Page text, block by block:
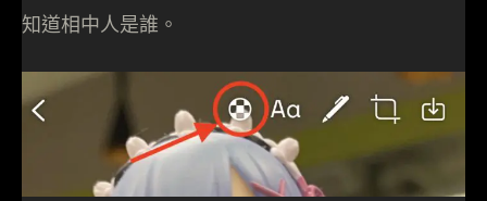
知道相中人是誰。